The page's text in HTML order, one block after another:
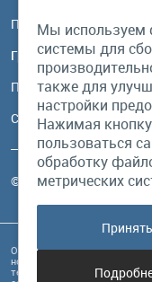
Посмотреть на карте
График работы
Пн-Пт: с 10:00 до 18:00
Сб, Вс: выходной
© Бурый Медведь
Обращаем Ваше внимание на
носит исключительно
техническая информация,
Мы используем
системы для
также для
настройки
Нажимая
пользоваться
обработку
метрических
Принять